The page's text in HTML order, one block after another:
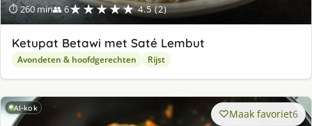
⏱ 260 min👥 6★★★★★ 4.5 (2)
Ketupat Betawi met Saté Lembut
Avondeten & hoofdgerechten Rijst
AI-kok Maak favoriet6